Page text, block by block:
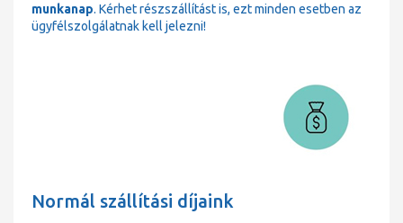
munkanap. Kérhet részszállítást is, ezt minden esetben az
ügyfélszolgálatnak kell jelezni!
Normál szállítási díjaink